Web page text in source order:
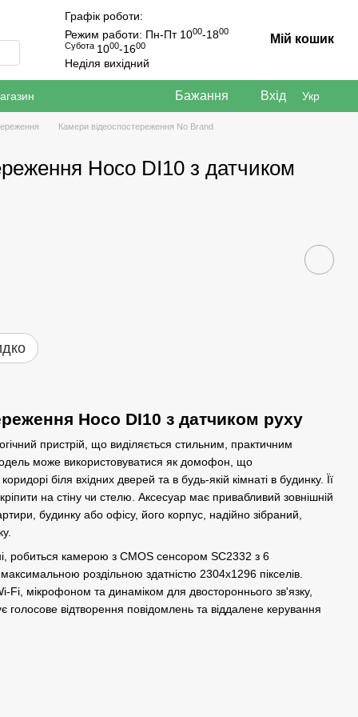
Графік роботи:
Режим работи: Пн-Пт 1000-1800
Субота 1000-1600
Неділя вихідний
Мій кошик
Бажання Вхід Укр
Камери відеоспостереження No Brand
Hoco DI10 з датчиком
Hoco DI10 з датчиком руху
пристрій, що виділяється стильним, практичним
може використовуватися як домофон, що
біля вхідних дверей та в будь-якій кімнаті в будинку. Її
на стіну чи стелю. Аксесуар має привабливий зовнішній
будинку або офісу, його корпус, надійно зібраний,
робиться камерою з CMOS сенсором SC2332 з 6
роздільною здатністю 2304х1296 пікселів.
мікрофоном та динаміком для двостороннього зв'язку,
відтворення повідомлень та віддалене керування